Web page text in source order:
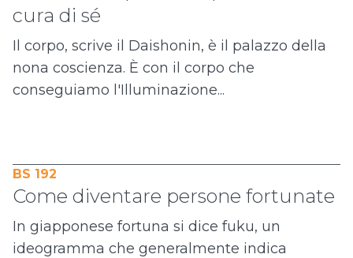
cura di sé
Il corpo, scrive il Daishonin, è il palazzo della
nona coscienza. È con il corpo che
conseguiamo l'Illuminazione...
BS 192
Come diventare persone fortunate
In giapponese fortuna si dice fuku, un
ideogramma che generalmente indica